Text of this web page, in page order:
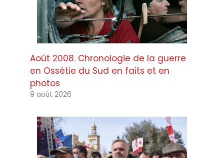
Août 2008. Chronologie de la guerre
en Ossétie du Sud en faits et en
photos
9 août 2026